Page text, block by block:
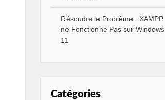
Résoudre le Problème : XAMPP
ne Fonctionne Pas sur Windows
11
Catégories